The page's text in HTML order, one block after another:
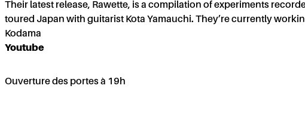
Their latest release, Rawette, is a compilation of experiments
toured Japan with guitarist Kota Yamauchi. They’re currently
Kodama
Youtube
Ouverture des portes à 19h